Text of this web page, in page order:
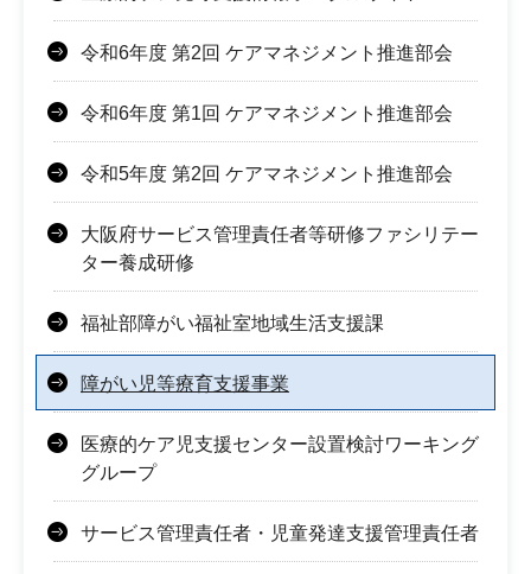
令和6年度 第2回 ケアマネジメント推進部会
令和6年度 第1回 ケアマネジメント推進部会
令和5年度 第2回 ケアマネジメント推進部会
大阪府サービス管理責任者等研修ファシリテー
ター養成研修
福祉部障がい福祉室地域生活支援課
障がい児等療育支援事業
医療的ケア児支援センター設置検討ワーキング
グループ
サービス管理責任者・児童発達支援管理責任者